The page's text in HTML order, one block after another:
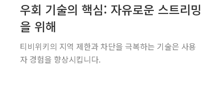
우회 기술의 핵심: 자유로운 스트리밍
을 위해
티비위키의 지역 제한과 차단을 극복하는 기술은 사용
자 경험을 향상시킵니다.